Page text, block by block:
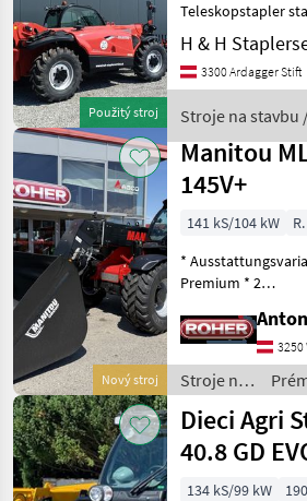
Použitý stroj
Teleskopstapler
Tragkraft: 3000kg, Hubhöhe:
6900mm, Bauhöhe:
1990mm, Gabellänge:
Luft
H & H
3300 Ardagger Stift
Stroje na stavbu
Manitou
Nový stroj
Manitou
145V+
141 kS/104 kW
*
Premium * 2
Schnellwechsler *
Klimaanlage mit
Luftgefe
3250
Stroje na
stavbu /
Manitou
Dieci Agri
40.8 GD
134 kS/99 kW